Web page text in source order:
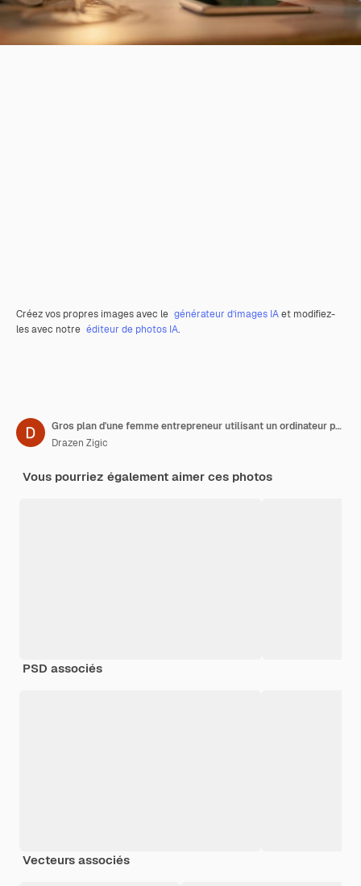
Créez vos propres images avec le générateur d’images IAet modifiez-
les avec notre éditeur de photos IA.
Gros plan d'une femme entrepreneur utilisant un ordinateur portable et une carte de crédit pour faire des achats en ligne tout en travaillant tard au bureau
Drazen Zigic
Vous pourriez également aimer ces photos
PSD associés
Vecteurs associés